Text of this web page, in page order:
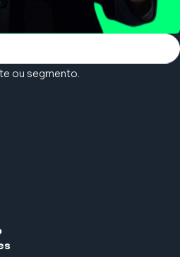
em cloud, com serviços de
na nuvem. Atendemos
ou segmento.